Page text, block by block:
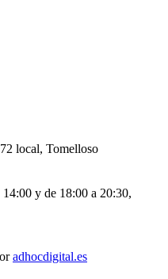
local, Tomelloso
y de 18:00 a 20:30,
adhocdigital.es